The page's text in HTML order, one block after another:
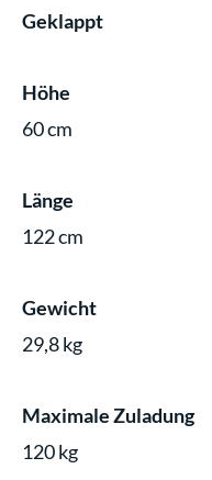
Geklappt
Höhe
60 cm
Länge
122 cm
Gewicht
29,8 kg
Maximale Zuladung
120 kg